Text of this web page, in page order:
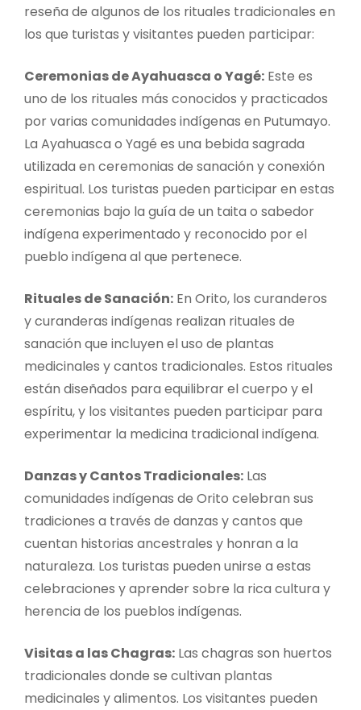
reseña de algunos de los rituales tradicionales en
los que turistas y visitantes pueden participar:
Ceremonias de Ayahuasca o Yagé: Este es
uno de los rituales más conocidos y practicados
por varias comunidades indígenas en Putumayo.
La Ayahuasca o Yagé es una bebida sagrada
utilizada en ceremonias de sanación y conexión
espiritual. Los turistas pueden participar en estas
ceremonias bajo la guía de un taita o sabedor
indígena experimentado y reconocido por el
pueblo indígena al que pertenece.
Rituales de Sanación: En Orito, los curanderos
y curanderas indígenas realizan rituales de
sanación que incluyen el uso de plantas
medicinales y cantos tradicionales. Estos rituales
están diseñados para equilibrar el cuerpo y el
espíritu, y los visitantes pueden participar para
experimentar la medicina tradicional indígena.
Danzas y Cantos Tradicionales: Las
comunidades indígenas de Orito celebran sus
tradiciones a través de danzas y cantos que
cuentan historias ancestrales y honran a la
naturaleza. Los turistas pueden unirse a estas
celebraciones y aprender sobre la rica cultura y
herencia de los pueblos indígenas.
Visitas a las Chagras: Las chagras son huertos
tradicionales donde se cultivan plantas
medicinales y alimentos. Los visitantes pueden